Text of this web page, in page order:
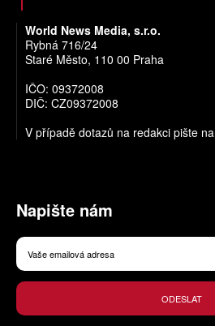
World News Media, s.r.o.
Rybná 716/24
Staré Město, 110 00 Praha
IČO: 09372008
DIČ: CZ09372008
V případě dotazů na redakci pište na
Napište nám
ODESLAT